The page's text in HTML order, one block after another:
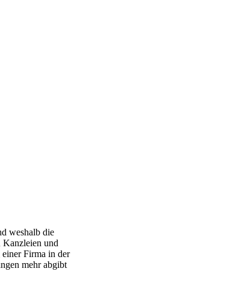
weshalb die
Kanzleien und
Firma in der
mehr abgibt